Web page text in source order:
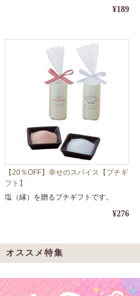
¥189
【20％OFF】幸せのスパイス【プチギ
フト】
塩（縁）を贈るプチギフトです。
¥276
オススメ特集